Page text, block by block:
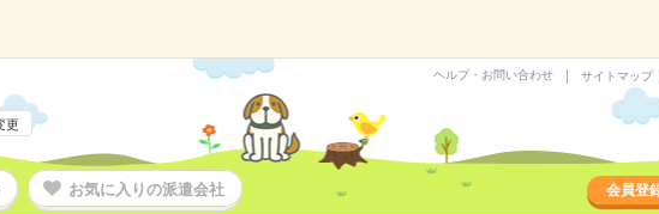
更
ヘルプ・お問い合わせ サイトマップ
お気に入りの派遣会社 会員登